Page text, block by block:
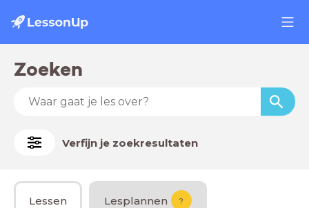
Zoeken
Verfijn je zoekresultaten
Lessen Lesplannen ?